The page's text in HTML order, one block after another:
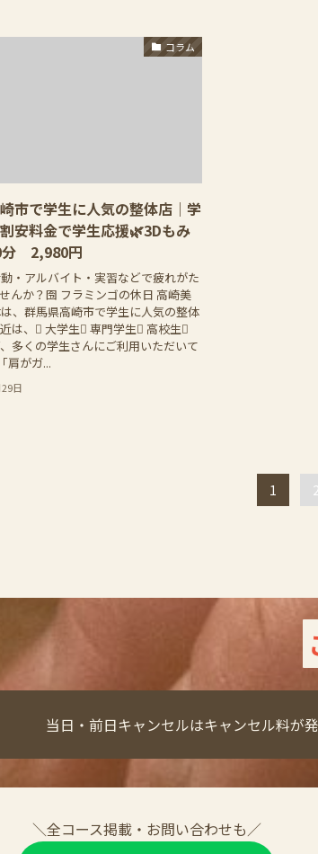
コラム
市で学生に人気の整体店｜学
安料金で学生応援🌿3Dもみ
分 2,980円
・アルバイト・実習などで疲れがた
んか？囹 フラミンゴの休日 高崎美
、群馬県高崎市で学生に人気の整体
は、 大学生 専門学生 高校生
多くの学生さんにご利用いただいて
肩がガ...
日
1 2
当日・前日キャンセルはキャンセル料が
＼全コース掲載・お問い合わせも／